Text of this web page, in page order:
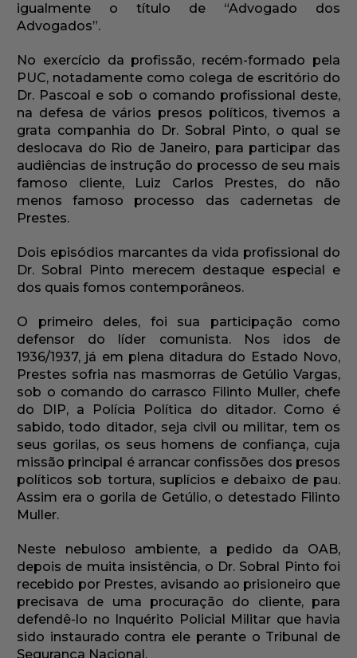
igualmente o título de “Advogado dos
Advogados”.
No exercício da profissão, recém-formado pela
PUC, notadamente como colega de escritório do
Dr. Pascoal e sob o comando profissional deste,
na defesa de vários presos políticos, tivemos a
grata companhia do Dr. Sobral Pinto, o qual se
deslocava do Rio de Janeiro, para participar das
audiências de instrução do processo de seu mais
famoso cliente, Luiz Carlos Prestes, do não
menos famoso processo das cadernetas de
Prestes.
Dois episódios marcantes da vida profissional do
Dr. Sobral Pinto merecem destaque especial e
dos quais fomos contemporâneos.
O primeiro deles, foi sua participação como
defensor do líder comunista. Nos idos de
1936/1937, já em plena ditadura do Estado Novo,
Prestes sofria nas masmorras de Getúlio Vargas,
sob o comando do carrasco Filinto Muller, chefe
do DIP, a Polícia Política do ditador. Como é
sabido, todo ditador, seja civil ou militar, tem os
seus gorilas, os seus homens de confiança, cuja
missão principal é arrancar confissões dos presos
políticos sob tortura, suplícios e debaixo de pau.
Assim era o gorila de Getúlio, o detestado Filinto
Muller.
Neste nebuloso ambiente, a pedido da OAB,
depois de muita insistência, o Dr. Sobral Pinto foi
recebido por Prestes, avisando ao prisioneiro que
precisava de uma procuração do cliente, para
defendê-lo no Inquérito Policial Militar que havia
sido instaurado contra ele perante o Tribunal de
Segurança Nacional.